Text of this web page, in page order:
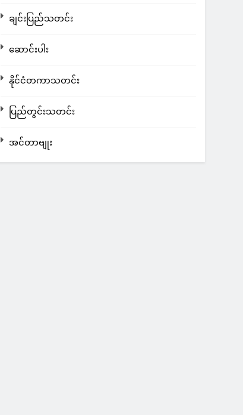
ချင်းပြည်သတင်း
ဆောင်းပါး
နိုင်ငံတကာသတင်း
ပြည်တွင်းသတင်း
အင်တာဗျုး